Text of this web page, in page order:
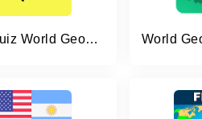
Map Quiz World Geography